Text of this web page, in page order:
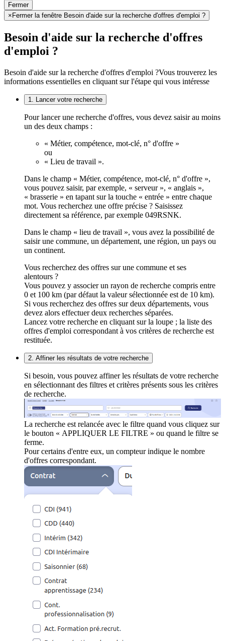
Fermer
× Fermer la fenêtre Besoin d'aide sur la recherche d'offres d'emploi ?
Besoin d'aide sur la recherche d'offres
d'emploi ?
Besoin d'aide sur la recherche d'offres d'emploi ?Vous trouverez les
informations essentielles en cliquant sur l'étape qui vous intéresse
1. Lancer votre recherche
Pour lancer une recherche d'offres, vous devez saisir au moins
un des deux champs :
« Métier, compétence, mot-clé, n° d'offre »
ou
« Lieu de travail ».
Dans le champ « Métier, compétence, mot-clé, n° d'offre »,
vous pouvez saisir, par exemple, « serveur », « anglais »,
« brasserie » en tapant sur la touche « entrée » entre chaque
mot. Vous recherchez une offre précise ? Saisissez
directement sa référence, par exemple 049RSNK.
Dans le champ « lieu de travail », vous avez la possibilité de
saisir une commune, un département, une région, un pays ou
un continent.
Vous recherchez des offres sur une commune et ses
alentours ?
Vous pouvez y associer un rayon de recherche compris entre
0 et 100 km (par défaut la valeur sélectionnée est de 10 km).
Si vous recherchez des offres sur deux départements, vous
devez alors effectuer deux recherches séparées.
Lancez votre recherche en cliquant sur la loupe ; la liste des
offres d'emploi correspondant à vos critères de recherche est
restituée.
2. Affiner les résultats de votre recherche
Si besoin, vous pouvez affiner les résultats de votre recherche
en sélectionnant des filtres et critères présents sous les critères
de recherche.
La recherche est relancée avec le filtre quand vous cliquez sur
le bouton « APPLIQUER LE FILTRE » ou quand le filtre se
ferme.
Pour certains d'entre eux, un compteur indique le nombre
d'offres correspondant.